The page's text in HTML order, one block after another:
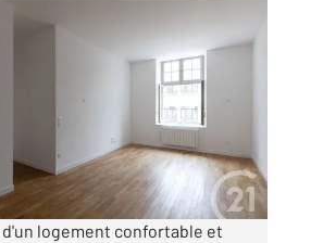
F3 à louer
comprises
logement confortable et